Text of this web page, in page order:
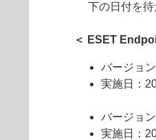
下の日付を待
＜ ESET
バージョ
実施日：
バージョ
実施日：